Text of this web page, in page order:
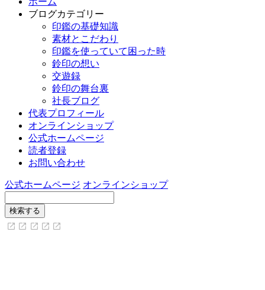
ブログカテゴリー
印鑑の基礎知識
素材とこだわり
印鑑を使っていて困った時
鈴印の想い
交遊録
鈴印の舞台裏
社長ブログ
代表プロフィール
オンラインショップ
公式ホームページ
読者登録
お問い合わせ
公式ホームページ オンラインショップ